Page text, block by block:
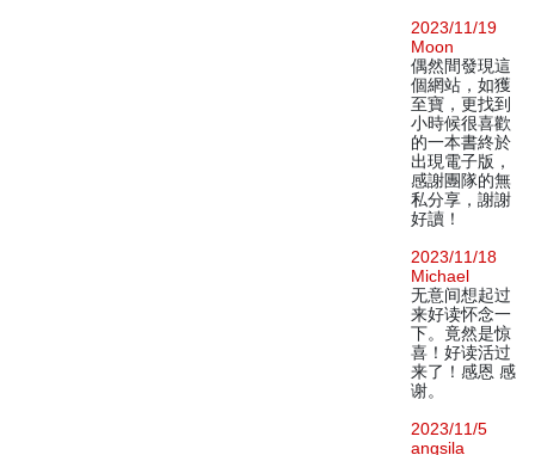
2023/11/19
Moon
偶然間發現這
個網站，如獲
至寶，更找到
小時候很喜歡
的一本書終於
出現電子版，
感謝團隊的無
私分享，謝謝
好讀！
2023/11/18
Michael
无意间想起过
来好读怀念一
下。竟然是惊
喜！好读活过
来了！感恩 感
谢。
2023/11/5
angsila